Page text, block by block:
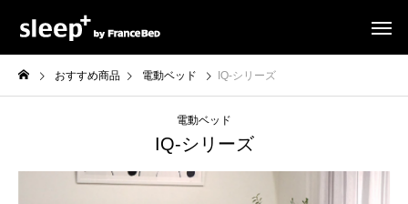
おすすめ商品 電動ベッド IQ-シリーズ
電動ベッド
IQ-シリーズ